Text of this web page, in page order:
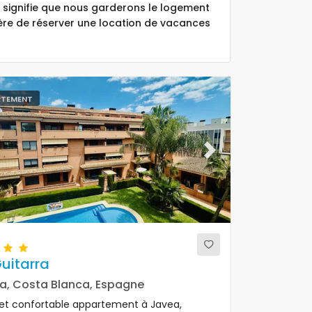
que nous garderons le logement
de réserver une location de vacances
Next
Costa Blanca, Espagne
confortable appartement à Javea,